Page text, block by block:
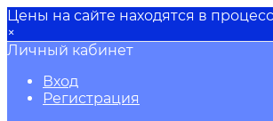
Цены на сайте находятся в
×
Личный кабинет
Вход
Регистрация